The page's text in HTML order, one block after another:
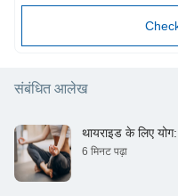
संबंधित आलेख
थायराइड के लिए
6 मिनट पढ़ा